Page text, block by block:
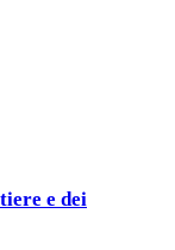
e dei